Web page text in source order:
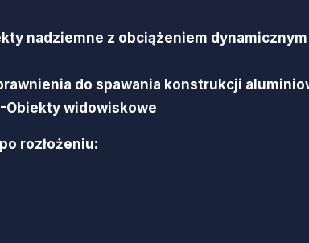
nadziemne z obciążeniem
do spawania konstrukcji
Obiekty widowiskowe
rozłożeniu: